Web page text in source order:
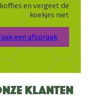
en vergeet de
koekjes niet
een afspraak
klanten